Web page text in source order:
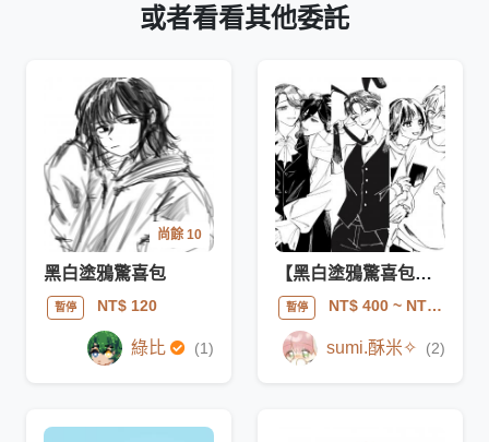
或者看看其他委託
尚餘 10
黑白塗鴉驚喜包
暫停 NT$ 120
綠比 (1)
【黑白塗鴉驚喜包】單人 / 雙人互動
暫停 NT$ 400~ NT$ 800
sumi.酥米✧ (2)